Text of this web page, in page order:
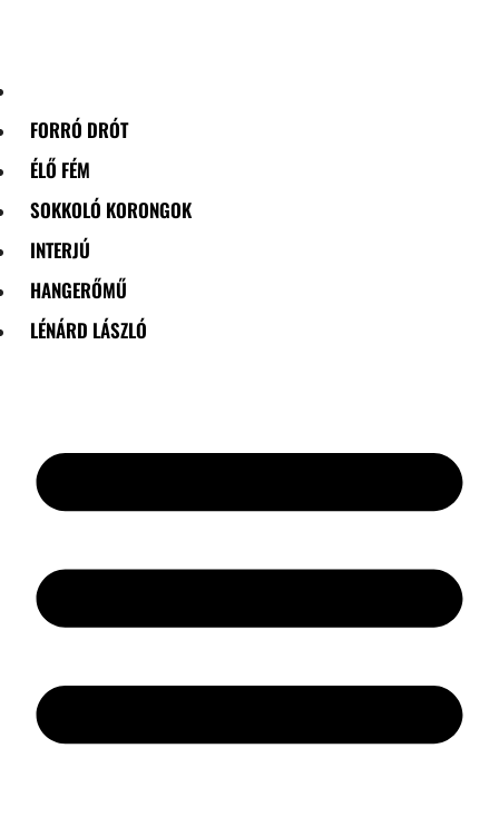
FORRÓ DRÓT
ÉLŐ FÉM
SOKKOLÓ KORONGOK
INTERJÚ
HANGERŐMŰ
LÉNÁRD LÁSZLÓ